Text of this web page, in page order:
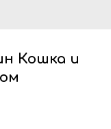
Кошка и